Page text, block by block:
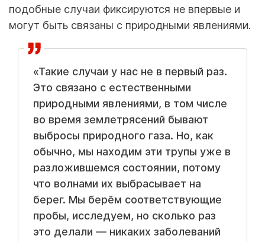
подобные случаи фиксируются не впервые и
могут быть связаны с природными явлениями.
«Такие случаи у нас не в первый раз.
Это связано с естественными
природными явлениями, в том числе
во время землетрясений бывают
выбросы природного газа. Но, как
обычно, мы находим эти трупы уже в
разложившемся состоянии, потому
что волнами их выбрасывает на
берег. Мы берём соответствующие
пробы, исследуем, но сколько раз
это делали — никаких заболеваний